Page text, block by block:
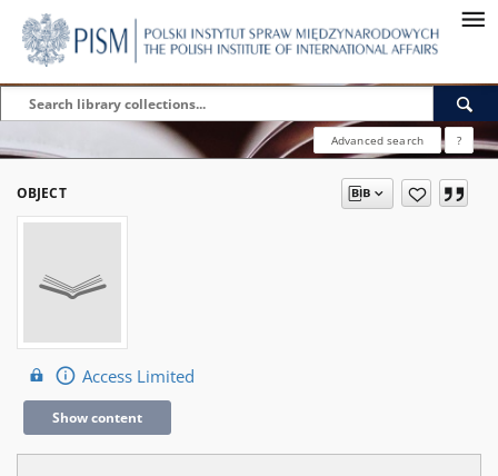
Advanced search ?
OBJECT
Access Limited
Show content